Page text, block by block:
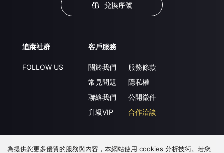
兌換序號
追蹤社群
FOLLOW US
客戶服務
關於我們
常見問題
聯絡我們
升級VIP
服務條款
隱私權
公開徵件
合作洽談
下載 APP
為提供您更多優質的服務與內容，本網站使用 cookies 分析技術。若您